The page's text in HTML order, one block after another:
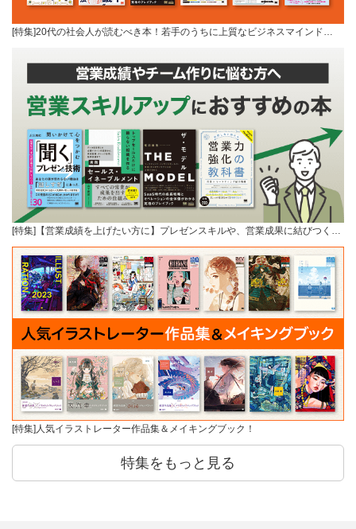
[特集]20代の社会人が読むべき本！若手のうちに上質なビジネスマインド…
[特集]【営業成績を上げたい方に】プレゼンスキルや、営業成果に結びつく…
[特集]人気イラストレーター作品集＆メイキングブック！
特集をもっと見る